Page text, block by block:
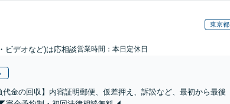
東京都
ビデオなど)は応相談営業時間：本日定休日
金の回収】内容証明郵便、仮差押え、訴訟など、最初から最後